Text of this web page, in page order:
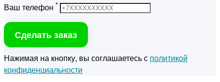
Ваш телефон *
Сделать заказ
Нажимая на кнопку, вы соглашаетесь с политикой
конфиденциальности